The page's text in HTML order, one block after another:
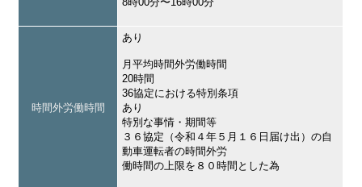
時間外労働時間
あり
月平均時間外労働時間
20時間
36協定における特別条項
あり
特別な事情・期間等
３６協定（令和４年５月１６日届け出）の自
動車運転者の時間外労
働時間の上限を８０時間とした為